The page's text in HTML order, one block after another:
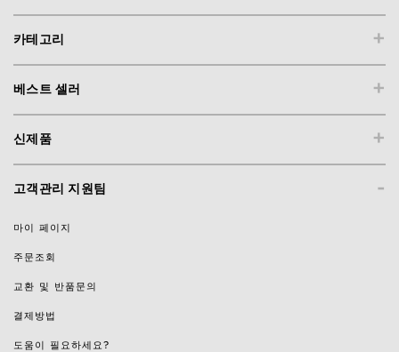
+
카테고리
+
베스트 셀러
+
신제품
-
고객관리 지원팀
마이 페이지
주문조회
교환 및 반품문의
결제방법
도움이 필요하세요?